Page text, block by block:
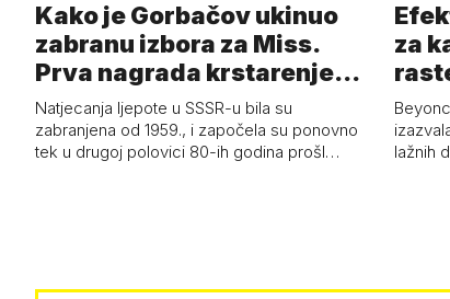
Kako je Gorbačov ukinuo
zabranu izbora za Miss.
Prva nagrada krstarenje
Jadran…
Natjecanja ljepote u SSSR-u bila su
zabranjena od 1959., i započela su ponovno
tek u drugoj polovici 80-ih godina prošl…
za
lažnih